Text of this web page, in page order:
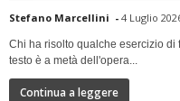
Stefano Marcellini - 4 Luglio
Chi ha risolto qualche esercizio di
testo è a metà dell'opera...
Continua a leggere